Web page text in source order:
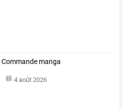
Commande manga
4 août 2026